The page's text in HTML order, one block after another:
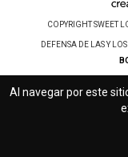
Al navegar por este
COPYRIGHT SWEET
DEFENSA DE LAS Y